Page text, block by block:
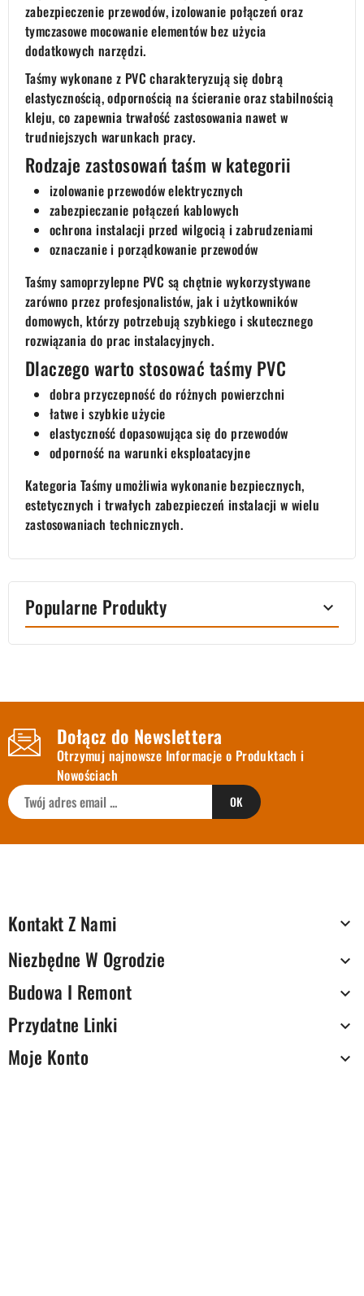
zabezpieczenie przewodów, izolowanie połączeń oraz
tymczasowe mocowanie elementów bez użycia
dodatkowych narzędzi.
Taśmy wykonane z PVC charakteryzują się dobrą
elastycznością, odpornością na ścieranie oraz stabilnością
kleju, co zapewnia trwałość zastosowania nawet w
trudniejszych warunkach pracy.
Rodzaje zastosowań taśm w kategorii
izolowanie przewodów elektrycznych
zabezpieczanie połączeń kablowych
ochrona instalacji przed wilgocią i zabrudzeniami
oznaczanie i porządkowanie przewodów
Taśmy samoprzylepne PVC są chętnie wykorzystywane
zarówno przez profesjonalistów, jak i użytkowników
domowych, którzy potrzebują szybkiego i skutecznego
rozwiązania do prac instalacyjnych.
Dlaczego warto stosować taśmy PVC
dobra przyczepność do różnych powierzchni
łatwe i szybkie użycie
elastyczność dopasowująca się do przewodów
odporność na warunki eksploatacyjne
Kategoria Taśmy umożliwia wykonanie bezpiecznych,
estetycznych i trwałych zabezpieczeń instalacji w wielu
zastosowaniach technicznych.
Popularne Produkty 
Dołącz do Newslettera
Otrzymuj najnowsze Informacje o Produktach i
Nowościach
Kontakt Z Nami 
Niezbędne W Ogrodzie 
Budowa I Remont 
Przydatne Linki 
Moje Konto 